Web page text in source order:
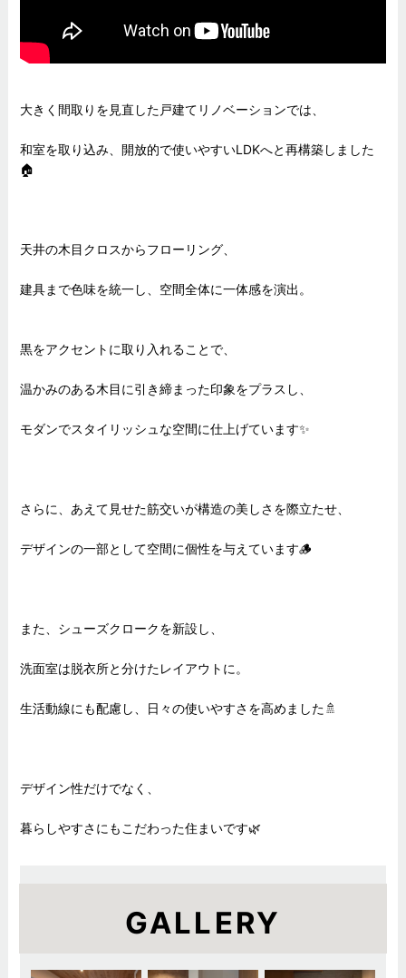
大きく間取りを見直した戸建てリノベーションでは、
和室を取り込み、開放的で使いやすいLDKへと再構築しました
🏠
天井の木目クロスからフローリング、
建具まで色味を統一し、空間全体に一体感を演出。
黒をアクセントに取り入れることで、
温かみのある木目に引き締まった印象をプラスし、
モダンでスタイリッシュな空間に仕上げています✨
さらに、あえて見せた筋交いが構造の美しさを際立たせ、
デザインの一部として空間に個性を与えています🪵
また、シューズクロークを新設し、
洗面室は脱衣所と分けたレイアウトに。
生活動線にも配慮し、日々の使いやすさを高めました🚿
デザイン性だけでなく、
暮らしやすさにもこだわった住まいです🌿
GALLERY